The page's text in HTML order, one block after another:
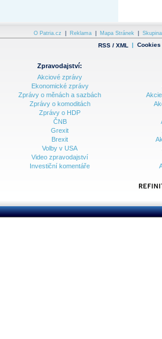
O Patria.cz Reklama Mapa Stránek
RSS / XML | Cookies
Zpravodajství:
Akciové zprávy
Ekonomické zprávy
Zprávy o měnách a sazbách
Zprávy o komoditách
Zprávy o HDP
ČNB
Grexit
Brexit
Volby v USA
Video zpravodajství
Investiční komentáře